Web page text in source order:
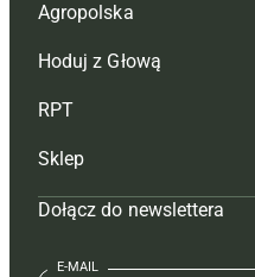
Agropolska
Redakcja
Reklama
Tagi
Mapa serwisu
Kontakt
Hoduj z Głową
Hoduj z głową bydło
Hoduj z głową świnie
Prenumerata
Redakcja
RPT
Redakcja
Prenumerata
Reklama
Sklep
Czasopisma i prenumerata
Książki
Dołącz do newslettera
E-MAIL